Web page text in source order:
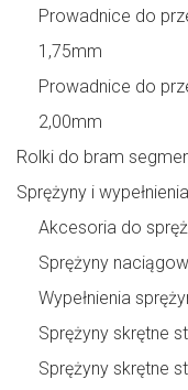
Prowadnice do
1,75mm
Prowadnice do
2,00mm
Rolki do bram
Sprężyny i
Akcesoria do
Sprężyny
Wypełnienia
Sprężyny skrętne
Sprężyny skrętne